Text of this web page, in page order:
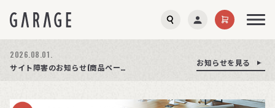
お知らせを見る
商品ページ障害復旧のお知らせ お知らせを見る
2026.08.01.
サイト障害のお知らせ(商品ページが正常に表示されない事象発生)
お知らせを見る